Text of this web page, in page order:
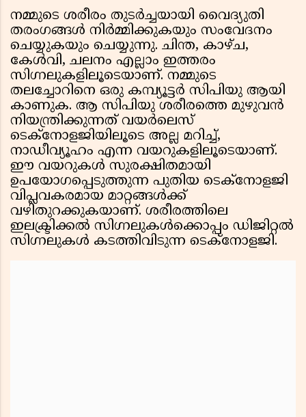
നമ്മുടെ ശരീരം തുടർച്ചയായി വൈദ്യുതി
തരംഗങ്ങള്‍ നിർമ്മിക്കുകയും സംവേദനം
ചെയ്യുകയും ചെയ്യുന്നു. ചിന്ത, കാഴ്ച,
കേള്‍വി, ചലനം എല്ലാം ഇത്തരം
സിഗ്നലുകളിലൂടെയാണ്. നമ്മുടെ
തലച്ചോറിനെ ഒരു കമ്പ്യൂട്ടർ സിപിയു ആയി
കാണുക. ആ സിപിയു ശരീരത്തെ മുഴുവൻ
നിയന്ത്രിക്കുന്നത് വയർലെസ്
ടെക്നോളജിയിലൂടെ അല്ല മറിച്ച്,
നാഡീവ്യൂഹം എന്ന വയറുകളിലൂടെയാണ്.
ഈ വയറുകൾ സുരക്ഷിതമായി
ഉപയോഗപ്പെടുത്തുന്ന പുതിയ ടെക്നോളജി
വിപ്ലവകരമായ മാറ്റങ്ങള്‍ക്ക്
വഴിതുറക്കുകയാണ്. ശരീരത്തിലെ
ഇലക്ട്രിക്കൽ സിഗ്നലുകൾക്കൊപ്പം ഡിജിറ്റൽ
സിഗ്നലുകള്‍ കടത്തിവിടുന്ന ടെക്നോളജി.